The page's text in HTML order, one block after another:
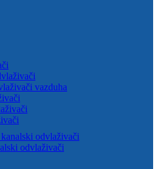
vazduha
odvlaživači
odvlaživači